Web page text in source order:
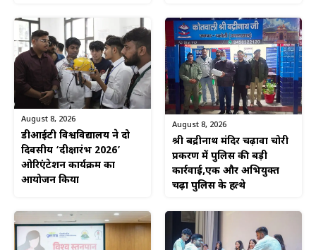
August 8, 2026
डीआईटी विश्वविद्यालय ने दो
दिवसीय ‘दीक्षारंभ 2026’
ओरिएंटेशन कार्यक्रम का
आयोजन किया
August 8, 2026
श्री बद्रीनाथ मंदिर चढ़ावा चोरी
प्रकरण में पुलिस की बड़ी
कार्रवाई,एक और अभियुक्त
चढ़ा पुलिस के हत्थे